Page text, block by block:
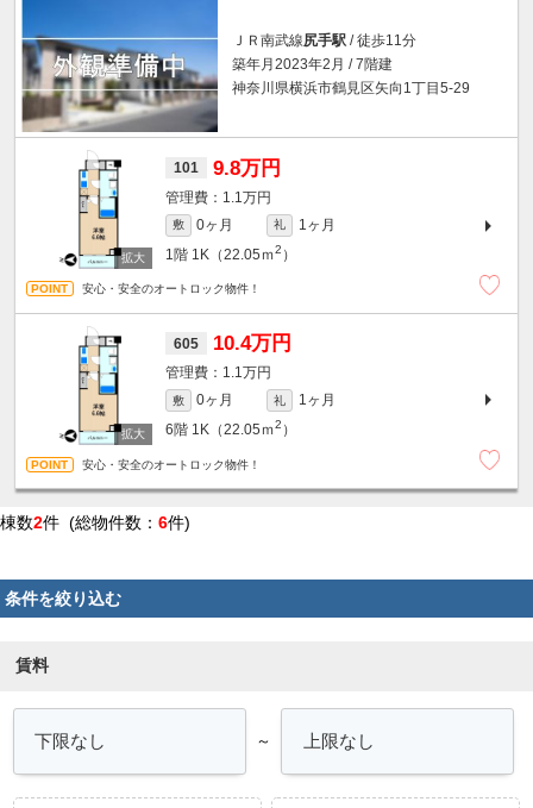
ＪＲ南武線尻手駅 / 徒歩11分
築年月2023年2月 / 7階建
神奈川県横浜市鶴見区矢向1丁目5-29
101 9.8万円
1.1万円
敷 0ヶ月 礼
1ヶ月
1階 1K（22.05ｍ2 ）
安心・安全のオートロック物件！
605 10.4万円
1.1万円
敷 0ヶ月 礼
1ヶ月
6階 1K（22.05ｍ2 ）
安心・安全のオートロック物件！
棟数2件 (総物件数： 6件)
条件を絞り込む
賃料
～